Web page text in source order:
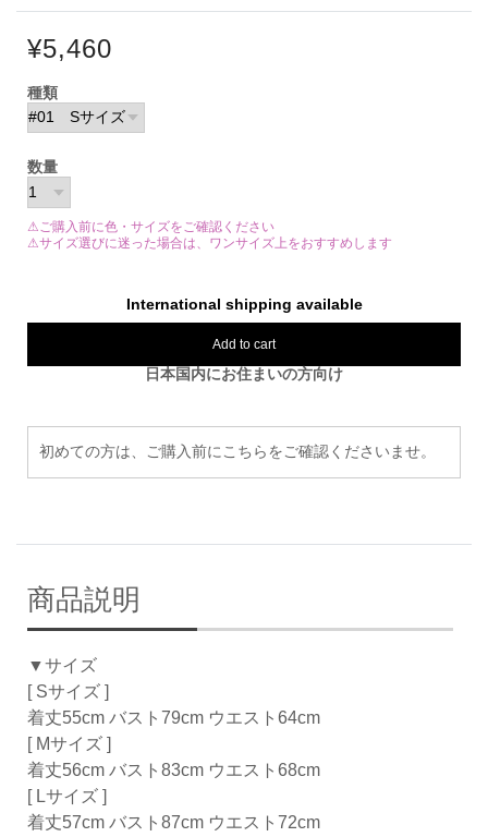
¥5,460
種類
数量
⚠ご購入前に色・サイズをご確認ください
⚠サイズ選びに迷った場合は、ワンサイズ上をおすすめします
International shipping available
Add to cart
日本国内にお住まいの方向け
初めての方は、ご購入前にこちらをご確認くださいませ。
商品説明
▼サイズ
[ Sサイズ ]
着丈55cm バスト79cm ウエスト64cm
[ Mサイズ ]
着丈56cm バスト83cm ウエスト68cm
[ Lサイズ ]
着丈57cm バスト87cm ウエスト72cm